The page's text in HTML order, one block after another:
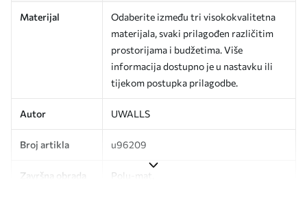
Materijal
Odaberite između tri visokokvalitetna
materijala, svaki prilagođen različitim
prostorijama i budžetima. Više
informacija dostupno je u nastavku ili
tijekom postupka prilagodbe.
Autor UWALLS
Broj artikla u96209
Završna obrada Polu-mat.